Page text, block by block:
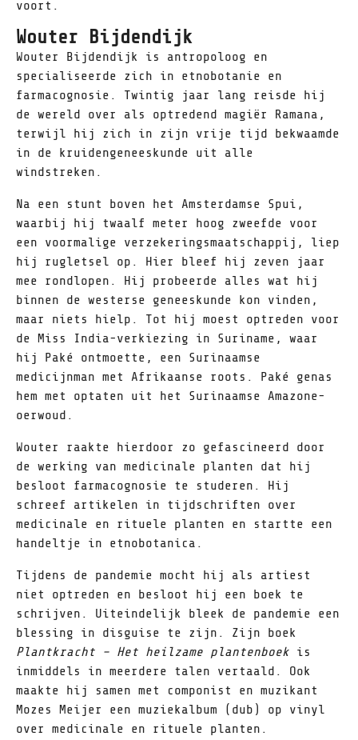
voort.
Wouter Bijdendijk
Wouter Bijdendijk is antropoloog en
specialiseerde zich in etnobotanie en
farmacognosie. Twintig jaar lang reisde hij
de wereld over als optredend magiër Ramana,
terwijl hij zich in zijn vrije tijd bekwaamde
in de kruidengeneeskunde uit alle
windstreken.
Na een stunt boven het Amsterdamse Spui,
waarbij hij twaalf meter hoog zweefde voor
een voormalige verzekeringsmaatschappij, liep
hij rugletsel op. Hier bleef hij zeven jaar
mee rondlopen. Hij probeerde alles wat hij
binnen de westerse geneeskunde kon vinden,
maar niets hielp. Tot hij moest optreden voor
de Miss India-verkiezing in Suriname, waar
hij Paké ontmoette, een Surinaamse
medicijnman met Afrikaanse roots. Paké genas
hem met optaten uit het Surinaamse Amazone-
oerwoud.
Wouter raakte hierdoor zo gefascineerd door
de werking van medicinale planten dat hij
besloot farmacognosie te studeren. Hij
schreef artikelen in tijdschriften over
medicinale en rituele planten en startte een
handeltje in etnobotanica.
Tijdens de pandemie mocht hij als artiest
niet optreden en besloot hij een boek te
schrijven. Uiteindelijk bleek de pandemie een
blessing in disguise te zijn. Zijn boek
Plantkracht – Het heilzame plantenboek is
inmiddels in meerdere talen vertaald. Ook
maakte hij samen met componist en muzikant
Mozes Meijer een muziekalbum (dub) op vinyl
over medicinale en rituele planten.